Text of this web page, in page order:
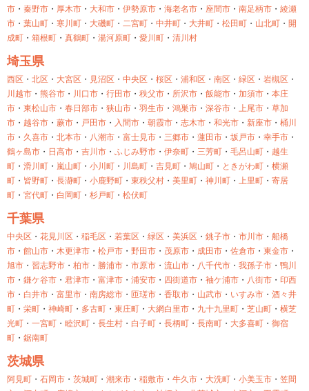
市 ・ 秦野市 ・ 厚木市 ・ 大和市 ・ 伊勢原市 ・ 海老名市 ・ 座間市 ・ 南足柄市 ・ 綾瀬
市 ・ 葉山町 ・ 寒川町 ・ 大磯町 ・ 二宮町 ・ 中井町 ・ 大井町 ・ 松田町 ・ 山北町 ・ 開
成町 ・ 箱根町 ・ 真鶴町 ・ 湯河原町 ・ 愛川町 ・ 清川村
埼玉県
西区 ・ 北区 ・ 大宮区 ・ 見沼区 ・ 中央区 ・ 桜区 ・ 浦和区 ・ 南区 ・ 緑区 ・ 岩槻区 ・
川越市 ・ 熊谷市 ・ 川口市 ・ 行田市 ・ 秩父市 ・ 所沢市 ・ 飯能市 ・ 加須市 ・ 本庄
市 ・ 東松山市 ・ 春日部市 ・ 狭山市 ・ 羽生市 ・ 鴻巣市 ・ 深谷市 ・ 上尾市 ・ 草加
市 ・ 越谷市 ・ 蕨市 ・ 戸田市 ・ 入間市 ・ 朝霞市 ・ 志木市 ・ 和光市 ・ 新座市 ・ 桶川
市 ・ 久喜市 ・ 北本市 ・ 八潮市 ・ 富士見市 ・ 三郷市 ・ 蓮田市 ・ 坂戸市 ・ 幸手市 ・
鶴ヶ島市 ・ 日高市 ・ 吉川市 ・ ふじみ野市 ・ 伊奈町 ・ 三芳町 ・ 毛呂山町 ・ 越生
町 ・ 滑川町 ・ 嵐山町 ・ 小川町 ・ 川島町 ・ 吉見町 ・ 鳩山町 ・ ときがわ町 ・ 横瀬
町 ・ 皆野町 ・ 長瀞町 ・ 小鹿野町 ・ 東秩父村 ・ 美里町 ・ 神川町 ・ 上里町 ・ 寄居
町 ・ 宮代町 ・ 白岡町 ・ 杉戸町 ・ 松伏町
千葉県
中央区 ・ 花見川区 ・ 稲毛区 ・ 若葉区 ・ 緑区 ・ 美浜区 ・ 銚子市 ・ 市川市 ・ 船橋
市 ・ 館山市 ・ 木更津市 ・ 松戸市 ・ 野田市 ・ 茂原市 ・ 成田市 ・ 佐倉市 ・ 東金市 ・
旭市 ・ 習志野市 ・ 柏市 ・ 勝浦市 ・ 市原市 ・ 流山市 ・ 八千代市 ・ 我孫子市 ・ 鴨川
市 ・ 鎌ケ谷市 ・ 君津市 ・ 富津市 ・ 浦安市 ・ 四街道市 ・ 袖ケ浦市 ・ 八街市 ・ 印西
市 ・ 白井市 ・ 富里市 ・ 南房総市 ・ 匝瑳市 ・ 香取市 ・ 山武市 ・ いすみ市 ・ 酒々井
町 ・ 栄町 ・ 神崎町 ・ 多古町 ・ 東庄町 ・ 大網白里市 ・ 九十九里町 ・ 芝山町 ・ 横芝
光町 ・ 一宮町 ・ 睦沢町 ・ 長生村 ・ 白子町 ・ 長柄町 ・ 長南町 ・ 大多喜町 ・ 御宿
町 ・ 鋸南町
茨城県
阿見町 ・ 石岡市 ・ 茨城町 ・ 潮来市 ・ 稲敷市 ・ 牛久市 ・ 大洗町 ・ 小美玉市 ・ 笠間